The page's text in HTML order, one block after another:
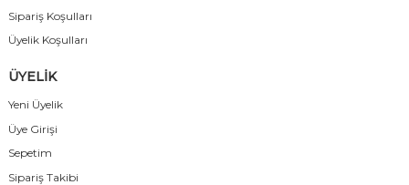
Sipariş Koşulları
Üyelik Koşulları
ÜYELİK
Yeni Üyelik
Üye Girişi
Sepetim
Sipariş Takibi